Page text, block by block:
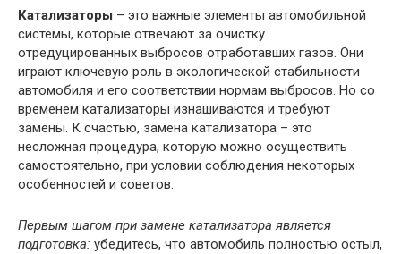
Катализаторы – это важные элементы автомобильной
системы, которые отвечают за очистку
отредуцированных выбросов отработавших газов. Они
играют ключевую роль в экологической стабильности
автомобиля и его соответствии нормам выбросов. Но со
временем катализаторы изнашиваются и требуют
замены. К счастью, замена катализатора – это
несложная процедура, которую можно осуществить
самостоятельно, при условии соблюдения некоторых
особенностей и советов.
Первым шагом при замене катализатора является
подготовка: убедитесь, что автомобиль полностью остыл,